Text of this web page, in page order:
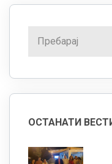
ОСТАНАТИ